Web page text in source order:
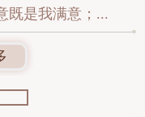
既是我满意；...